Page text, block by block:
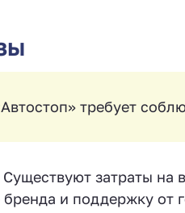
требует
Существуют затраты на
бренда и поддержку от